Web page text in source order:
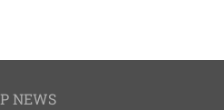
NEWS